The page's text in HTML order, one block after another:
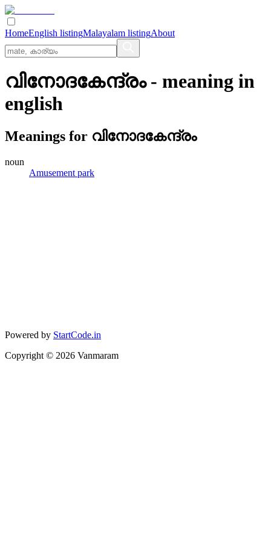
HomeEnglish listingMalayalam listingAbout
വിനോദകേന്ദ്രം- meaning in
english
Meanings for വിനോദകേന്ദ്രം
noun
Amusement park
Powered by StartCode.in
Copyright © 2026 Vanmaram